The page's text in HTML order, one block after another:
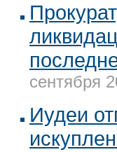
сентября
Иудеи